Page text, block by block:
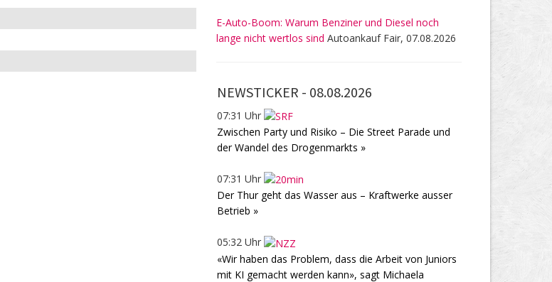
E-Auto-Boom: Warum Benziner und Diesel noch
lange nicht wertlos sind Autoankauf Fair, 07.08.2026
NEWSTICKER - 08.08.2026
07:31 Uhr
Zwischen Party und Risiko – Die Street Parade und
der Wandel des Drogenmarkts »
07:31 Uhr
Der Thur geht das Wasser aus – Kraftwerke ausser
Betrieb »
05:32 Uhr
«Wir haben das Problem, dass die Arbeit von Juniors
mit KI gemacht werden kann», sagt Michaela